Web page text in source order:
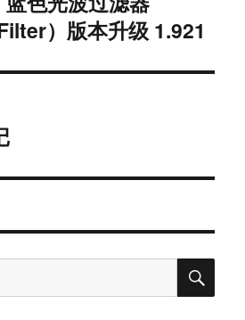
）版本升级 1.921
搜